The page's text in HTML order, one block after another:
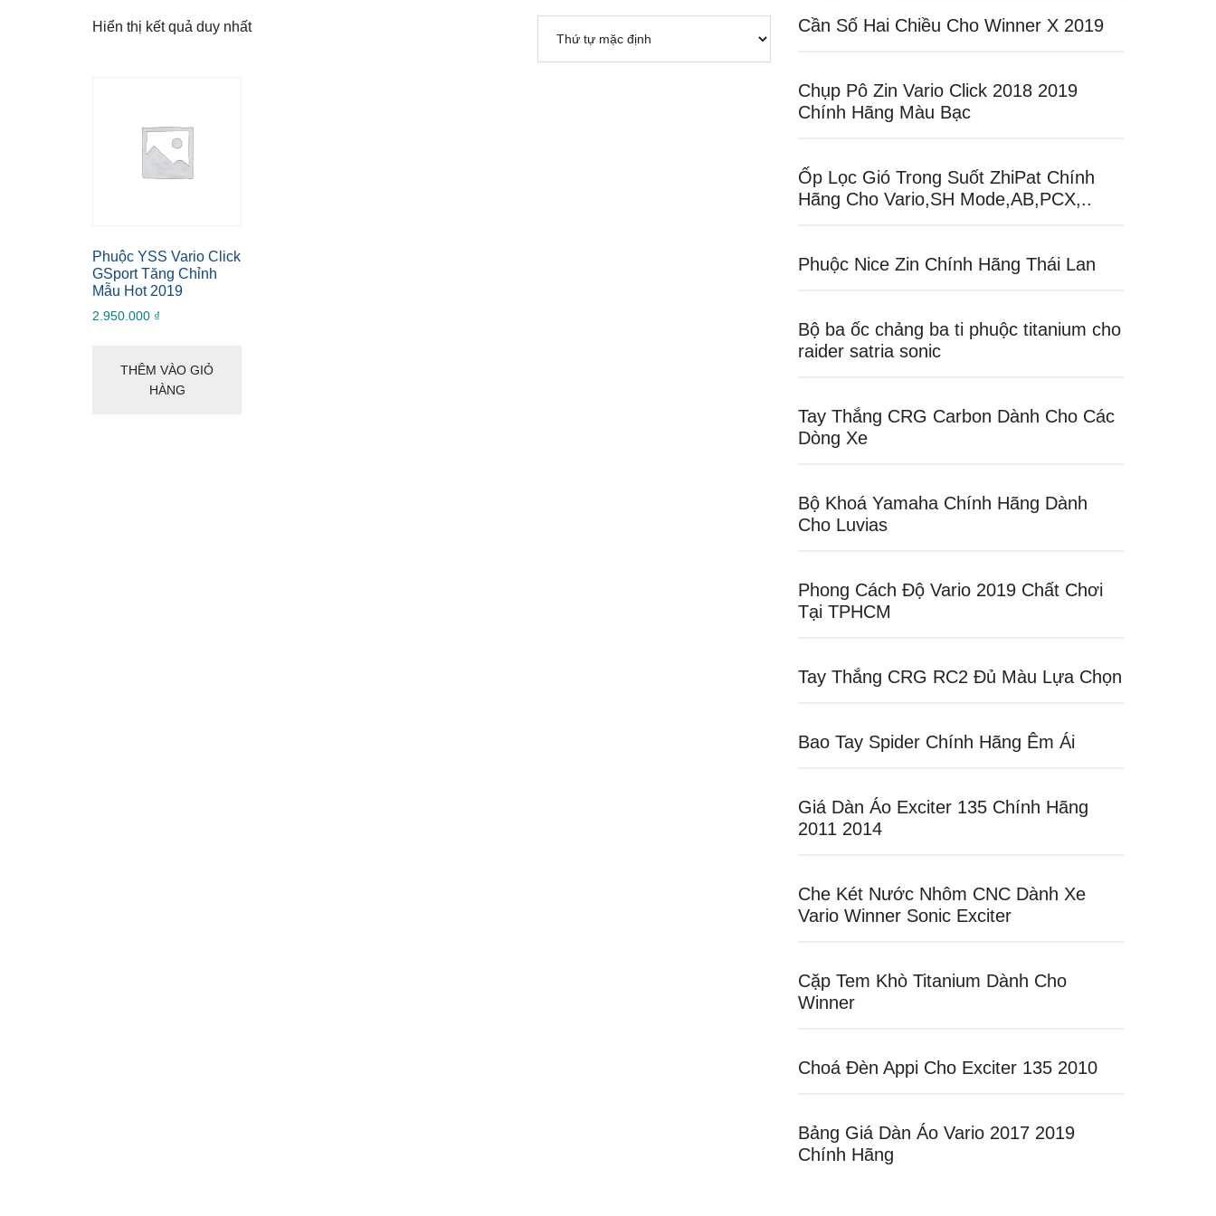
Hiển thị kết quả duy nhất
Phuộc YSS Vario Click
GSport Tăng Chỉnh
Mẫu Hot 2019
2.950.000 ₫
THÊM VÀO GIỎ
HÀNG
Cần Số Hai Chiều Cho Winner X 2019
Chụp Pô Zin Vario Click 2018 2019
Chính Hãng Màu Bạc
Ốp Lọc Gió Trong Suốt ZhiPat Chính
Hãng Cho Vario,SH Mode,AB,PCX,..
Phuộc Nice Zin Chính Hãng Thái Lan
Bộ ba ốc chảng ba ti phuộc titanium cho
raider satria sonic
Tay Thắng CRG Carbon Dành Cho Các
Dòng Xe
Bộ Khoá Yamaha Chính Hãng Dành
Cho Luvias
Phong Cách Độ Vario 2019 Chất Chơi
Tại TPHCM
Tay Thắng CRG RC2 Đủ Màu Lựa Chọn
Bao Tay Spider Chính Hãng Êm Ái
Giá Dàn Áo Exciter 135 Chính Hãng
2011 2014
Che Két Nước Nhôm CNC Dành Xe
Vario Winner Sonic Exciter
Cặp Tem Khò Titanium Dành Cho
Winner
Choá Đèn Appi Cho Exciter 135 2010
Bảng Giá Dàn Áo Vario 2017 2019
Chính Hãng